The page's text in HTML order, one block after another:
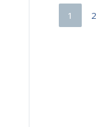
1 2